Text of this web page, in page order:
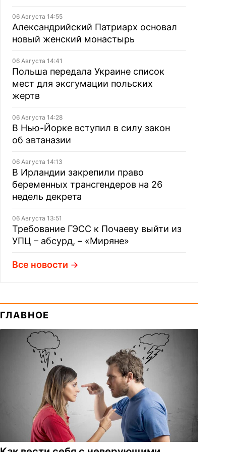
06 Августа 14:55
Александрийский Патриарх основал
новый женский монастырь
06 Августа 14:41
Польша передала Украине список
мест для эксгумации польских
жертв
06 Августа 14:28
В Нью-Йорке вступил в силу закон
об эвтаназии
06 Августа 14:13
В Ирландии закрепили право
беременных трансгендеров на 26
недель декрета
06 Августа 13:51
Требование ГЭСС к Почаеву выйти из
УПЦ – абсурд, – «Миряне»
Все новости
ГЛАВНОЕ